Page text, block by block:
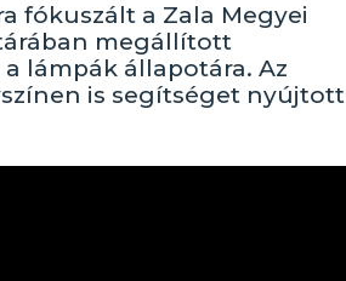
fókuszált a Zala Megyei
megállított
lámpák állapotára. Az
is segítséget nyújtott